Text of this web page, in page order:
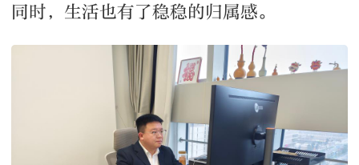
同时，生活也有了稳稳的归属感。